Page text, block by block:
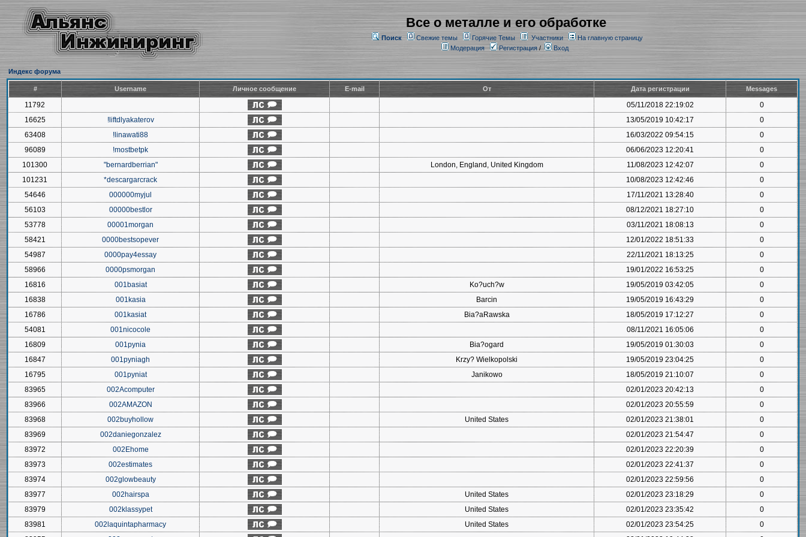
Все о металле и его обработке
Поиск Свежие темы Горячие Темы Участники
На главную страницу
Модерация
Регистрация/ Вход
Индекс форума
# Username Личное сообщение E-mail От Дата регистрации Messages
11792 05/11/2018 22:19:02
0
16625
!liftdlyakaterov 13/05/2019 10:42:17
0
63408
!linawati88 16/03/2022 09:54:15
0
96089
!mostbetpk 06/06/2023 12:20:41
0
101300
"bernardberrian" London, England, United Kingdom 11/08/2023 12:42:07
0
101231
*descargarcrack 10/08/2023 12:42:46
0
54646
000000myjul 17/11/2021 13:28:40
0
56103
00000bestlor 08/12/2021 18:27:10
0
53778
00001morgan 03/11/2021 18:08:13
0
58421
0000bestsopever 12/01/2022 18:51:33
0
54987
0000pay4essay 22/11/2021 18:13:25
0
58966
0000psmorgan 19/01/2022 16:53:25
0
16816
001basiat Ko?uch?w 19/05/2019 03:42:05
0
16838
001kasia Barcin 19/05/2019 16:43:29
0
16786
001kasiat Bia?aRawska 18/05/2019 17:12:27
0
54081
001nicocole 08/11/2021 16:05:06
0
16809
001pynia Bia?ogard 19/05/2019 01:30:03
0
16847
001pyniagh Krzy? Wielkopolski 19/05/2019 23:04:25
0
16795
001pyniat Janikowo 18/05/2019 21:10:07
0
83965
002Acomputer 02/01/2023 20:42:13
0
83966
002AMAZON 02/01/2023 20:55:59
0
83968
002buyhollow United States 02/01/2023 21:38:01
0
83969
002daniegonzalez 02/01/2023 21:54:47
0
83972
002Ehome 02/01/2023 22:20:39
0
83973
002estimates 02/01/2023 22:41:37
0
83974
002glowbeauty 02/01/2023 22:59:56
0
83977
002hairspa United States 02/01/2023 23:18:29
0
83979
002klassypet United States 02/01/2023 23:35:42
0
83981
002laquintapharmacy United States 02/01/2023 23:54:25
0